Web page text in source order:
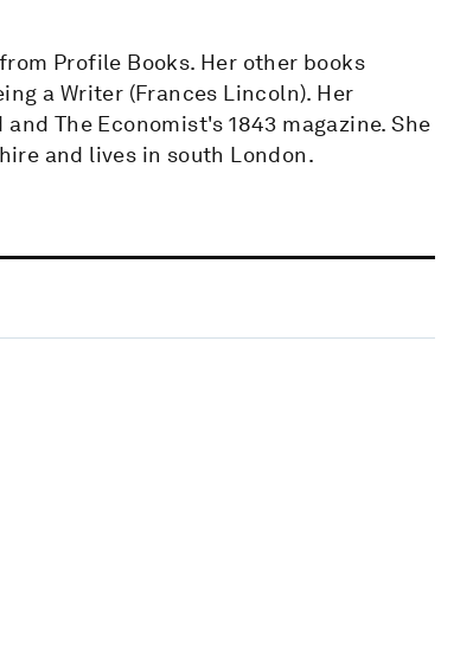
Profile Books. Her other books
a Writer (Frances Lincoln). Her
The Economist's 1843 magazine. She
and lives in south London.